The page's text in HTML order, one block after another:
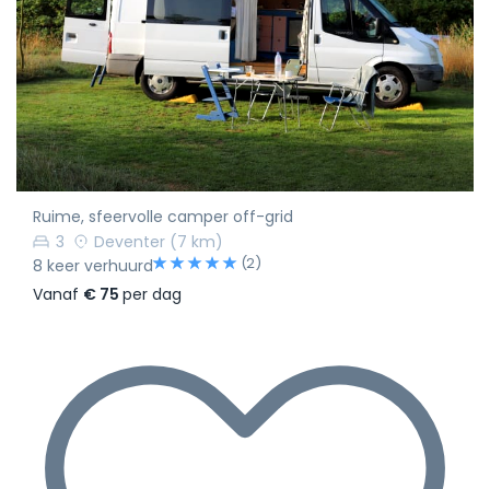
Ruime, sfeervolle camper off-grid
3
Deventer (7 km)
8 keer verhuurd
(2)
Vanaf € 75 per dag